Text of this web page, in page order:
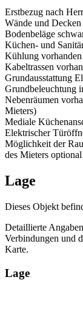
Erstbezug nach
Wände und
Bodenbeläge
Küchen- und
Kühlung vorhanden
Kabeltrassen
Grundausstattung
Grundbeleuchtung
Nebenräumen
Mieters)
Mediale
Elektrischer
Möglichkeit der
des Mieters
Lage
Dieses Objekt
Detaillierte
Verbindungen und
Karte.
Lage